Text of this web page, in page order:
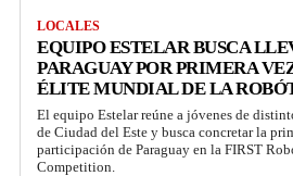
LOCALES
EQUIPO ESTELAR BUSCA
PARAGUAY POR PRIMERA
ÉLITE MUNDIAL DE LA
El equipo Estelar reúne a jóvenes de
de Ciudad del Este y busca concretar la
participación de Paraguay en la FIRST
Competition.